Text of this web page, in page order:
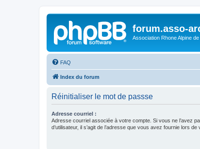
forum.asso-
Association Rhone Alpine
FAQ
Index du forum
Réinitialiser le mot de passse
Adresse courriel :
Adresse courriel associée à votre compte. Si vous ne l’avez
d’utilisateur, il s’agit de l’adresse que vous avez fournie lors de